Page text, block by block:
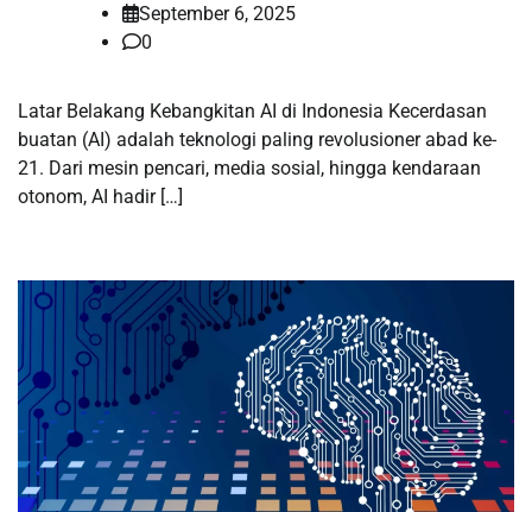
September 6, 2025
0
Latar Belakang Kebangkitan AI di Indonesia Kecerdasan
buatan (AI) adalah teknologi paling revolusioner abad ke-
21. Dari mesin pencari, media sosial, hingga kendaraan
otonom, AI hadir […]